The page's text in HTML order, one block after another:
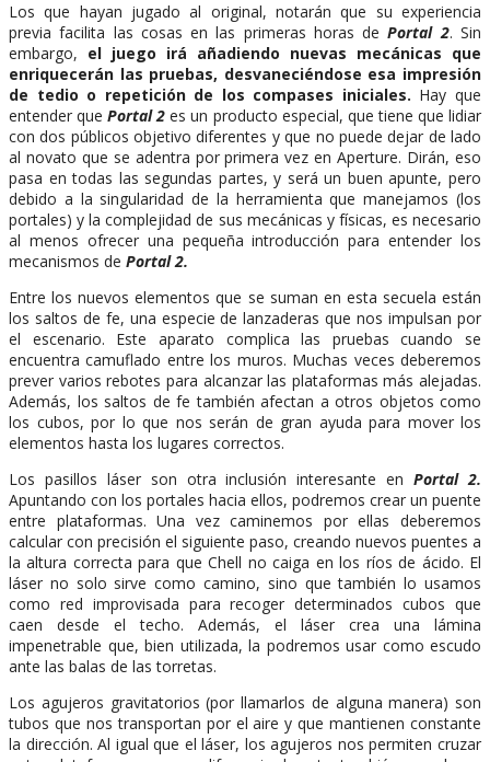
Los que hayan jugado al original, notarán que su experiencia
previa facilita las cosas en las primeras horas dePortal 2. Sin
embargo, el juego irá añadiendo nuevas mecánicas que
enriquecerán las pruebas, desvaneciéndose esa impresión
de tedio o repetición de los compases iniciales. Hay que
entender que Portal 2 es un producto especial, que tiene que lidiar
con dos públicos objetivo diferentes y que no puede dejar de lado
al novato que se adentra por primera vez en Aperture. Dirán, eso
pasa en todas las segundas partes, y será un buen apunte, pero
debido a la singularidad de la herramienta que manejamos (los
portales) y la complejidad de sus mecánicas y físicas, es necesario
al menos ofrecer una pequeña introducción para entender los
mecanismos de Portal 2.
Entre los nuevos elementos que se suman en esta secuela están
los saltos de fe, una especie de lanzaderas que nos impulsan por
el escenario. Este aparato complica las pruebas cuando se
encuentra camuflado entre los muros. Muchas veces deberemos
prever varios rebotes para alcanzar las plataformas más alejadas.
Además, los saltos de fe también afectan a otros objetos como
los cubos, por lo que nos serán de gran ayuda para mover los
elementos hasta los lugares correctos.
Los pasillos láser son otra inclusión interesante en Portal 2.
Apuntando con los portales hacia ellos, podremos crear un puente
entre plataformas. Una vez caminemos por ellas deberemos
calcular con precisión el siguiente paso, creando nuevos puentes a
la altura correcta para que Chell no caiga en los ríos de ácido. El
láser no solo sirve como camino, sino que también lo usamos
como red improvisada para recoger determinados cubos que
caen desde el techo. Además, el láser crea una lámina
impenetrable que, bien utilizada, la podremos usar como escudo
ante las balas de las torretas.
Los agujeros gravitatorios (por llamarlos de alguna manera) son
tubos que nos transportan por el aire y que mantienen constante
la dirección. Al igual que el láser, los agujeros nos permiten cruzar